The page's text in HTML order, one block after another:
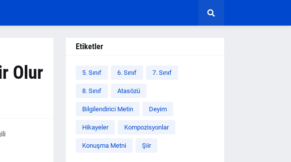
Olur
Etiketler
5. Sınıf 6. Sınıf 7. Sınıf
8. Sınıf Atasözü
Bilgilendirici Metin Deyim
Hikayeler Kompozisyonlar
Konuşma Metni Şiir